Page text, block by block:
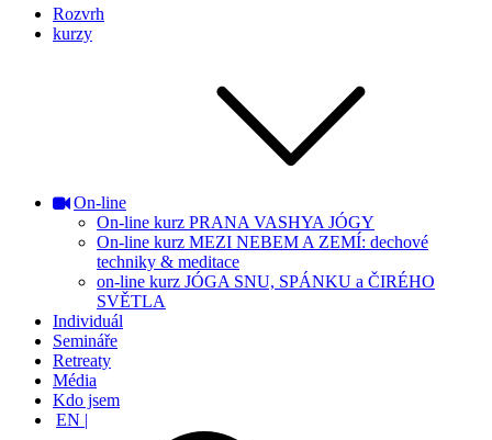
Rozvrh
kurzy
On-line
On-line kurz PRANA VASHYA JÓGY
On-line kurz MEZI NEBEM A ZEMÍ: dechové
techniky & meditace
on-line kurz JÓGA SNU, SPÁNKU a ČIRÉHO
SVĚTLA
Individuál
Semináře
Retreaty
Média
Kdo jsem
EN |